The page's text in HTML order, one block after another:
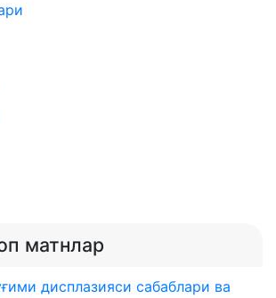
матнлар
дисплазияси сабаблари ва